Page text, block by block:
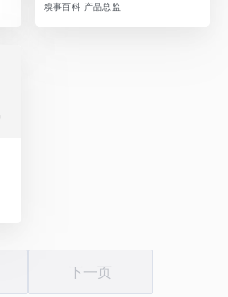
糗事百科 产品总监
下一页